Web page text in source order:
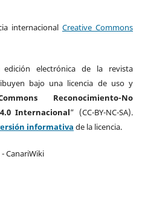
internacional Creative Commons
electrónica de la revista
bajo una licencia de uso y
Reconocimiento-No
Internacional” (CC-BY-NC-SA).
informativa de la licencia.